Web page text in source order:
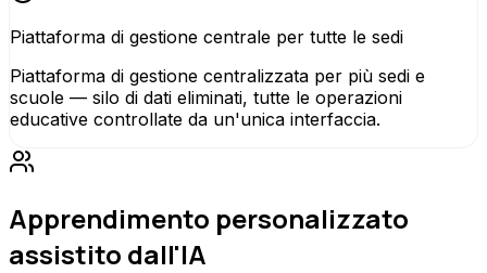
Piattaforma di gestione centrale per tutte le sedi
Piattaforma di gestione centralizzata per più sedi e
scuole — silo di dati eliminati, tutte le operazioni
educative controllate da un'unica interfaccia.
Apprendimento personalizzato
assistito dall'IA